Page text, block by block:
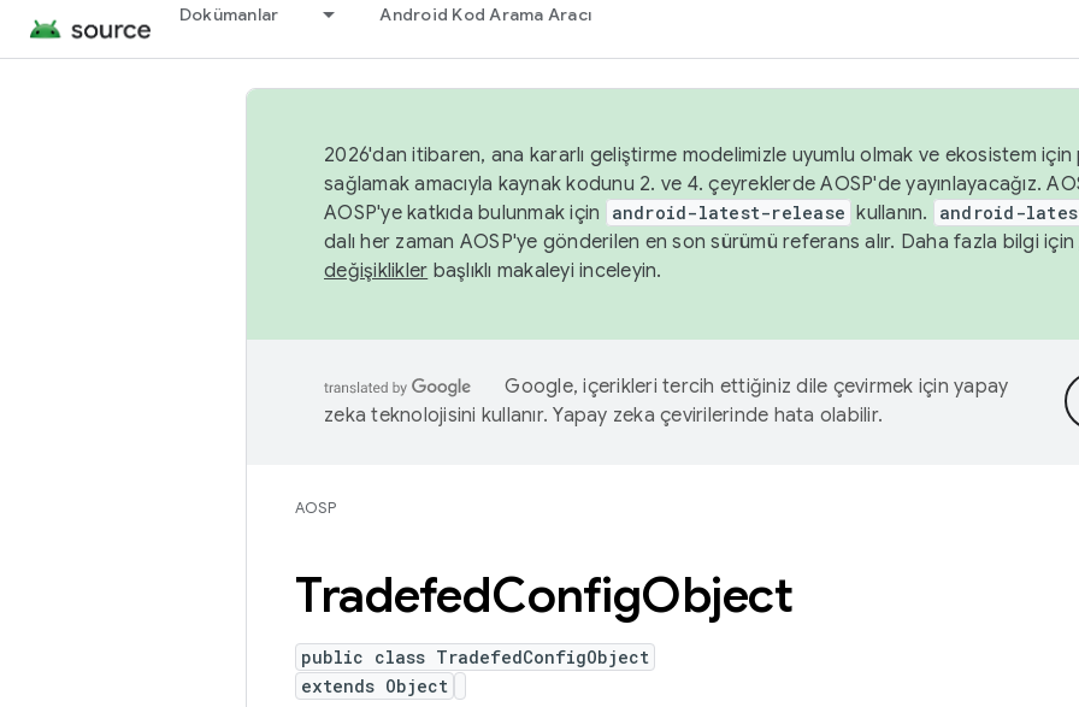
Dokümanlar Android Kod Arama Aracı
2026'dan itibaren, ana kararlı geliştirme modelimizle uyumlu olmak ve ekosistem için
sağlamak amacıyla kaynak kodunu 2. ve 4. çeyreklerde AOSP'de yayınlayacağız.
AOSP'ye katkıda bulunmak için
android-latest-release kullanın. android-
dalı her zaman AOSP'ye gönderilen en son sürümü referans alır. Daha fazla bilgi için
değişiklikler başlıklı makaleyi inceleyin.
Google, içerikleri tercih ettiğiniz dile çevirmek için yapay
zeka teknolojisini kullanır. Yapay zeka çevirilerinde hata olabilir.
AOSP
TradefedConfigObject
public class TradefedConfigObject
extends Object